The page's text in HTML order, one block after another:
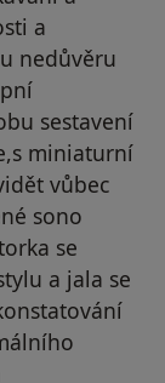
a
nedůvěru
sestavení
miniaturní
vůbec
sono
se
a jala se